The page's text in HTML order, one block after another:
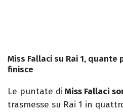
Miss Fallaci su Rai 1,
finisce
Le puntate di Miss Fallaci
trasmesse su Rai 1 in